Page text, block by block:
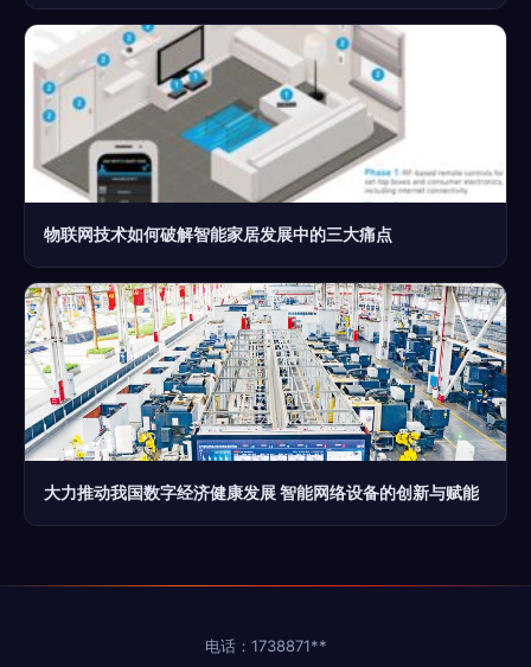
物联网技术如何破解智能家居发展中的三大痛点
大力推动我国数字经济健康发展 智能网络设备的创新与赋能
电话：1738871**